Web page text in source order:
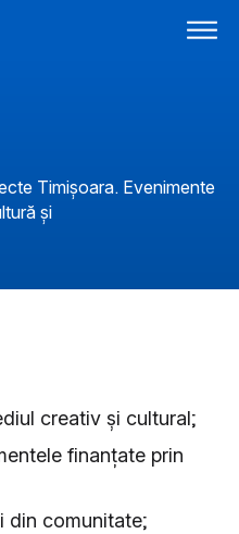
Timișoara. Evenimente
și
creativ și cultural;
finanțate prin
din comunitate;